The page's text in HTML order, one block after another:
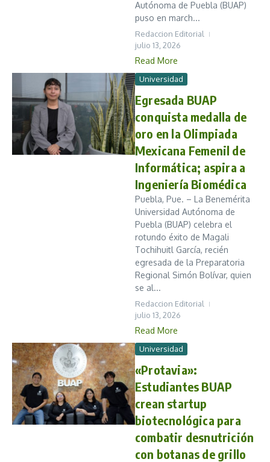
Autónoma de Puebla (BUAP)
puso en march...
Redaccion Editorial
julio 13, 2026
Read More
Universidad
Egresada BUAP
conquista medalla de
oro en la Olimpiada
Mexicana Femenil de
Informática; aspira a
Ingeniería Biomédica
Puebla, Pue. – La Benemérita
Universidad Autónoma de
Puebla (BUAP) celebra el
rotundo éxito de Magali
Tochihuitl García, recién
egresada de la Preparatoria
Regional Simón Bolívar, quien
se al...
Redaccion Editorial
julio 13, 2026
Read More
Universidad
«Protavia»:
Estudiantes BUAP
crean startup
biotecnológica para
combatir desnutrición
con botanas de grillo